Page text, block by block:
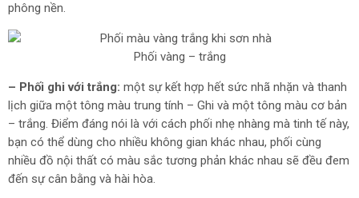
phông nền.
Phối vàng – trắng
– Phối ghi với trắng: một sự kết hợp hết sức nhã nhặn và thanh
lịch giữa một tông màu trung tính – Ghi và một tông màu cơ bản
– trắng. Điểm đáng nói là với cách phối nhẹ nhàng mà tinh tế này,
bạn có thể dùng cho nhiều không gian khác nhau, phối cùng
nhiều đồ nội thất có màu sắc tương phản khác nhau sẽ đều đem
đến sự cân bằng và hài hòa.